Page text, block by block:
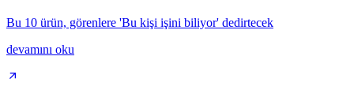
Bu 10 ürün, görenlere 'Bu kişi işini biliyor' dedirtecek
devamını oku